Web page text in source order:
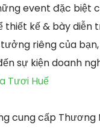
event đặc biệt
thiết kế & bày diễn
riêng của
sự kiện doanh
Tươi Huế
cung cấp Thương